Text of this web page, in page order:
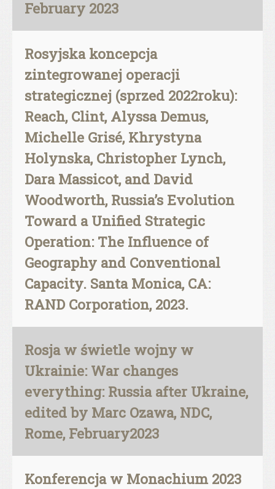
February 2023
Rosyjska koncepcja
zintegrowanej operacji
strategicznej (sprzed 2022roku):
Reach, Clint, Alyssa Demus,
Michelle Grisé, Khrystyna
Holynska, Christopher Lynch,
Dara Massicot, and David
Woodworth, Russia’s Evolution
Toward a Unified Strategic
Operation: The Influence of
Geography and Conventional
Capacity. Santa Monica, CA:
RAND Corporation, 2023.
Rosja w świetle wojny w
Ukrainie: War changes
everything: Russia after Ukraine,
edited by Marc Ozawa, NDC,
Rome, February2023
Konferencja w Monachium 2023